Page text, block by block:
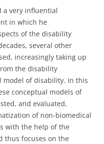
a very influential
in which he
of the disability
several other
increasingly taking up
the disability
model of disability. In this
conceptual models of
and evaluated,
of non-biomedical
with the help of the
thus focuses on the